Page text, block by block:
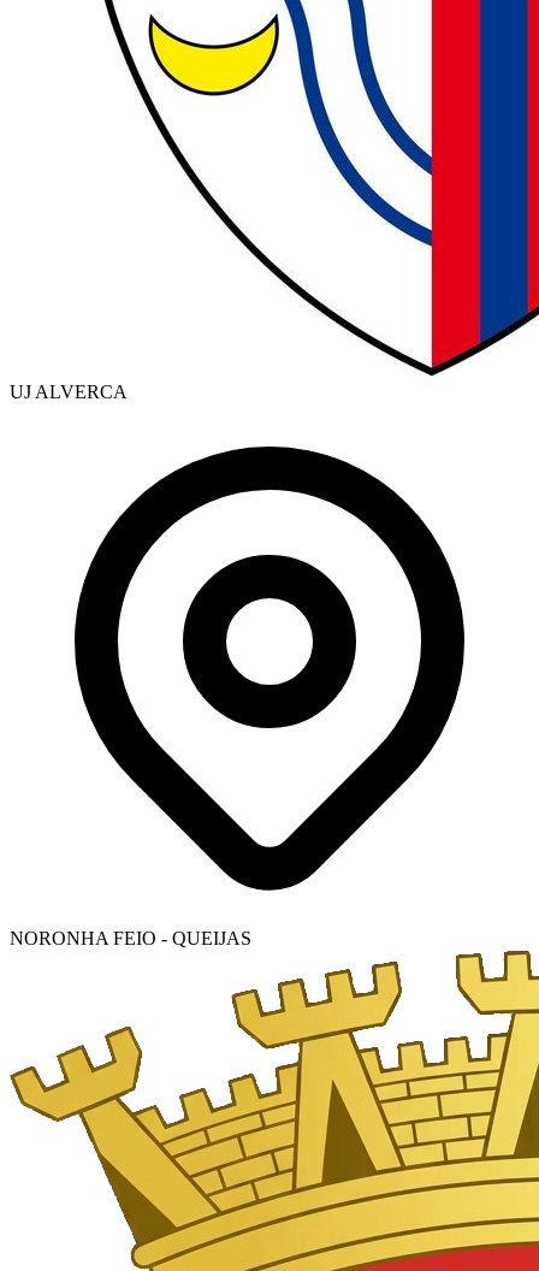
UJ ALVERCA
NORONHA FEIO - QUEIJAS